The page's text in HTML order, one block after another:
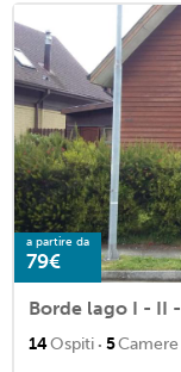
a partire da
79€
Borde lago I - II
14Ospiti · 5Camere